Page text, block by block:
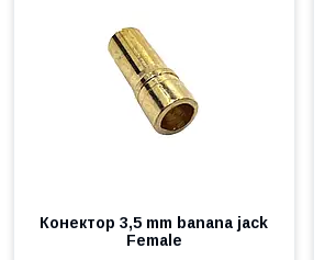
Конектор 3,5 mm banana jack
Female